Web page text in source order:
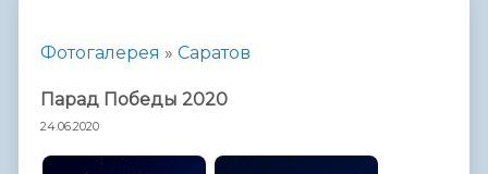
Фотогалерея » Саратов
Парад Победы 2020
24.06.2020